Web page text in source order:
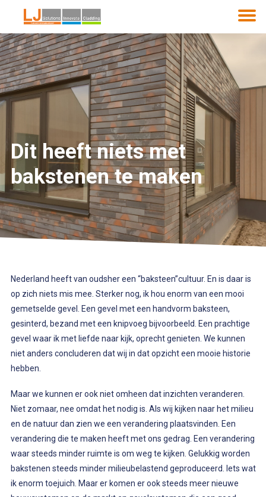
Dit heeft niets met
bakstenen te maken
Nederland heeft van oudsher een “baksteen”cultuur. En is daar is
op zich niets mis mee. Sterker nog, ik hou enorm van een mooi
gemetselde gevel. Een gevel met een handvorm baksteen,
gesinterd, bezand met een knipvoeg bijvoorbeeld. Een prachtige
gevel waar ik met liefde naar kijk, oprecht genieten. We kunnen
niet anders concluderen dat wij in dat opzicht een mooie historie
hebben.
Maar we kunnen er ook niet omheen dat inzichten veranderen.
Niet zomaar, nee omdat het nodig is. Als wij kijken naar het milieu
en de natuur dan zien we een verandering plaatsvinden. Een
verandering die te maken heeft met ons gedrag. Een verandering
waar steeds minder ruimte is om weg te kijken. Gelukkig worden
bakstenen steeds minder milieubelastend geproduceerd. Iets wat
ik enorm toejuich. Maar er komen er ook steeds meer nieuwe